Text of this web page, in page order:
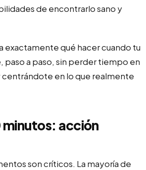
de encontrarlo sano y
exactamente qué hacer cuando tu
paso a paso, sin perder tiempo en
centrándote en lo que realmente
minutos: acción
son críticos. La mayoría de